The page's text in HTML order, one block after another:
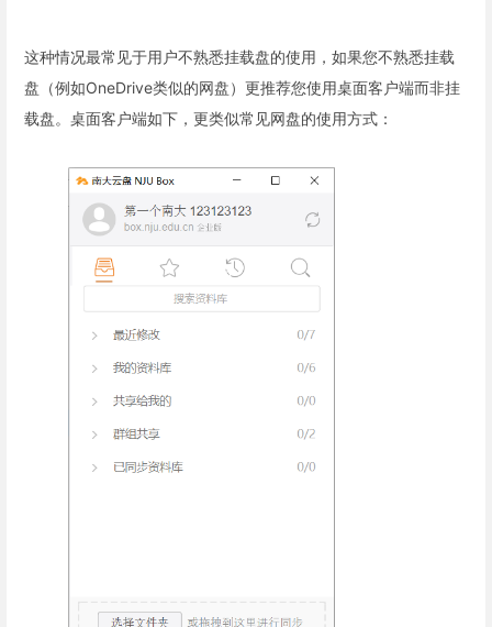
这种情况最常见于用户不熟悉挂载盘的使用，如果您不熟悉挂载
盘（例如OneDrive类似的网盘）更推荐您使用桌面客户端而非挂
载盘。桌面客户端如下，更类似常见网盘的使用方式：